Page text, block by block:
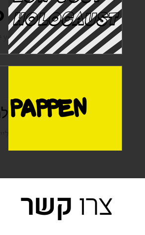
feel as if you where there
שואה לבעלי תקציב מוגבל, שלא
אפקטים קוליים
סדרת סרטונים של אפקטים
צרו קשר